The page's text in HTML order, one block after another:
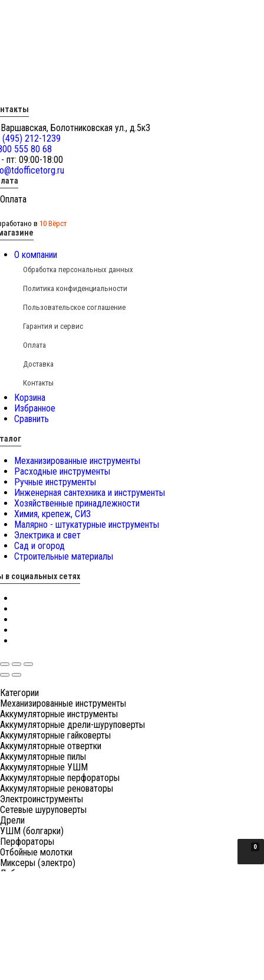
Болотниковская ул., д.5к3
(495) 212-1239
555 80 68
пт: 09:00-18:00
в 10 Вёрст
О компании
Обработка персональных данных
Политика конфиденциальности
Пользовательское соглашение
Гарантия и сервис
Оплата
Доставка
Контакты
Корзина
Избранное
Сравнить
Механизированные инструменты
Расходные инструменты
Ручные инструменты
Инженерная сантехника и инструменты
Хозяйственные принадлежности
Химия, крепеж, СИЗ
Малярно - штукатурные инструменты
Электрика и свет
Сад и огород
Строительные материалы
в социальных сетях
0
Категории
Механизированные инструменты
Аккумуляторные инструменты
Аккумуляторные дрели-шуруповерты
Аккумуляторные гайковерты
Аккумуляторные отвертки
Аккумуляторные пилы
Аккумуляторные УШМ
Аккумуляторные перфораторы
Аккумуляторные реноваторы
Электроинструменты
Сетевые шуруповерты
Дрели
УШМ (болгарки)
Перфораторы
Отбойные молотки
Миксеры (электро)
Лобзики